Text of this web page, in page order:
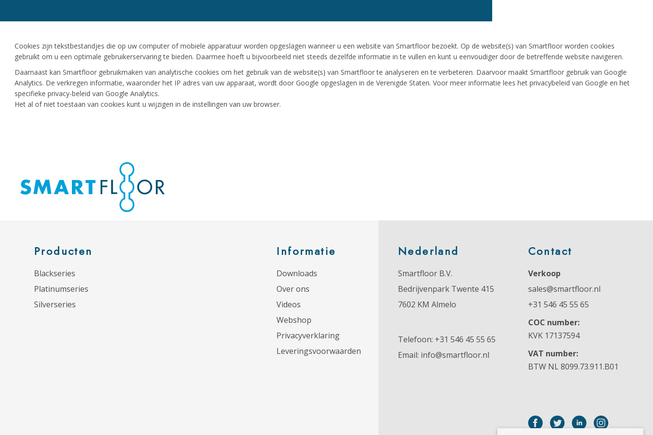
Cookies zijn tekstbestandjes die op uw computer of mobiele apparatuur worden opgeslagen wanneer u een website van Smartfloor bezoekt. Op de website(s) van Smartfloor worden cookies
gebruikt om u een optimale gebruikerservaring te bieden. Daarmee hoeft u bijvoorbeeld niet steeds dezelfde informatie in te vullen en kunt u eenvoudiger door de betreffende website navigeren.
Daarnaast kan Smartfloor gebruikmaken van analytische cookies om het gebruik van de website(s) van Smartfloor te analyseren en te verbeteren. Daarvoor maakt Smartfloor gebruik van Google
Analytics. De verkregen informatie, waaronder het IP adres van uw apparaat, wordt door Google opgeslagen in de Verenigde Staten. Voor meer informatie lees het privacybeleid van Google en het
specifieke privacy-beleid van Google Analytics.
Het al of niet toestaan van cookies kunt u wijzigen in de instellingen van uw browser.
Producten
Blackseries
Platinumseries
Silverseries
Informatie
Downloads
Over ons
Videos
Webshop
Privacyverklaring
Leveringsvoorwaarden
Nederland
Smartfloor B.V.
Bedrijvenpark Twente 415
7602 KM Almelo
Telefoon: +31 546 45 55 65
Email: info@smartfloor.nl
Contact
Verkoop
sales@smartfloor.nl
+31 546 45 55 65
COC number:
KVK 17137594
VAT number:
BTW NL 8099.73.911.B01